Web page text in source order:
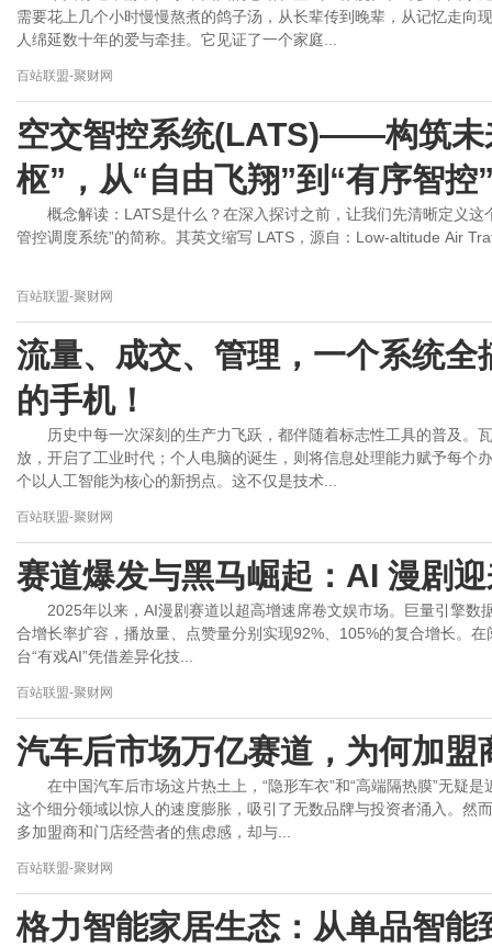
需要花上几个小时慢慢熬煮的鸽子汤，从长辈传到晚辈，从记忆走向
人绵延数十年的爱与牵挂。它见证了一个家庭...
百站联盟-聚财网
空交智控系统(LATS)——构筑未
枢”，从“自由飞翔”到“有序智控
概念解读：LATS是什么？在深入探讨之前，让我们先清晰定义
管控调度系统”的简称。其英文缩写 LATS，源自：Low-altitude Air
百站联盟-聚财网
流量、成交、管理，一个系统
的手机！
历史中每一次深刻的生产力飞跃，都伴随着标志性工具的普及。
放，开启了工业时代；个人电脑的诞生，则将信息处理能力赋予每个
个以人工智能为核心的新拐点。这不仅是技术...
百站联盟-聚财网
赛道爆发与黑马崛起：AI 漫剧
2025年以来，AI漫剧赛道以超高增速席卷文娱市场。巨量引擎数
合增长率扩容，播放量、点赞量分别实现92%、105%的复合增长。
台“有戏AI”凭借差异化技...
百站联盟-聚财网
汽车后市场万亿赛道，为何加盟
在中国汽车后市场这片热土上，“隐形车衣”和“高端隔热膜”无疑
这个细分领域以惊人的速度膨胀，吸引了无数品牌与投资者涌入。然
多加盟商和门店经营者的焦虑感，却与...
百站联盟-聚财网
格力智能家居生态：从单品智